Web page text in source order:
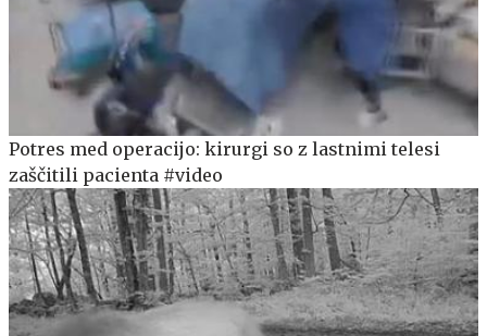
Potres med operacijo: kirurgi so z lastnimi telesi
zaščitili pacienta #video